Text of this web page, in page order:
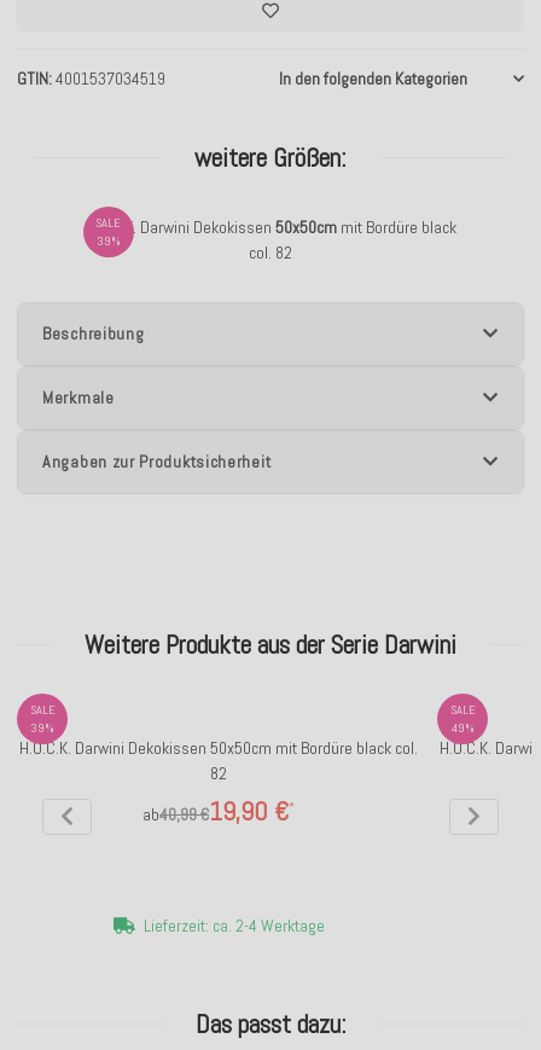
GTIN 4001537034519 In den folgenden Kategorien
weitere Größen:
SALE
39%
H.O.C.K. Darwini Dekokissen 50x50cm mit Bordüre black
col. 82
Beschreibung
Merkmale
Angaben zur Produktsicherheit
Weitere Produkte aus der Serie Darwini
SALE
39%
H.O.C.K. Darwini Dekokissen 50x50cm mit Bordüre black col.
82
ab
19,90 €*
40,99 €
Lieferzeit: ca. 2-4 Werktage
SALE
49%
H.O.C.K.
Das passt dazu: